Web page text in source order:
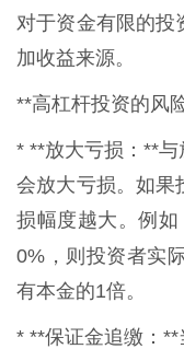
对于资金有限的投
加收益来源。
**高杠杆投资的风
* **放大亏损：**
会放大亏损。如果
损幅度越大。例
0%，则投资者实
有本金的1倍。
* **保证金追缴：